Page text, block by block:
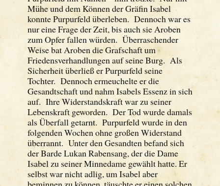
Mühe und dem Können der Gräfin Isabel
konnte Purpurfeld überleben. Dennoch war es
nur eine Frage der Zeit, bis auch sie Aroben
zum Opfer fallen würden. Überraschender
Weise bat Aroben die Grafschaft um
Friedensverhandlungen auf seine Burg. Als
Sicherheit überließ er Purpurfeld seine
Tochter. Dennoch ermeuchelte er die
Gesandtschaft und nahm Isabels Essenz in sich
auf. Ihre Widerstandskraft war zu seiner
Lebenskraft geworden. Der Tod wurde damals
als Überfall getarnt. Purpurfeld wurde in den
folgenden Wochen ohne großen Widerstand
überrannt. Unter den Gesandten befand sich
der Barde Lukan Rabensang, der die Dame
Isabel zu seiner Minnedame gewählt hatte. Er
selbst war nicht adlig, um Isabel aber